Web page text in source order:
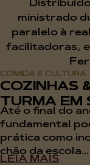
COMIDA E CULTURA
COZINHAS
TURMA EM
Até o final do
fundamental
prática como
chão da escola...
LEIA MAIS